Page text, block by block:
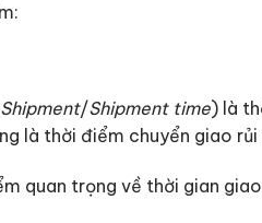
/Shipment time) là
là thời điểm chuyển giao rủi
quan trọng về thời gian